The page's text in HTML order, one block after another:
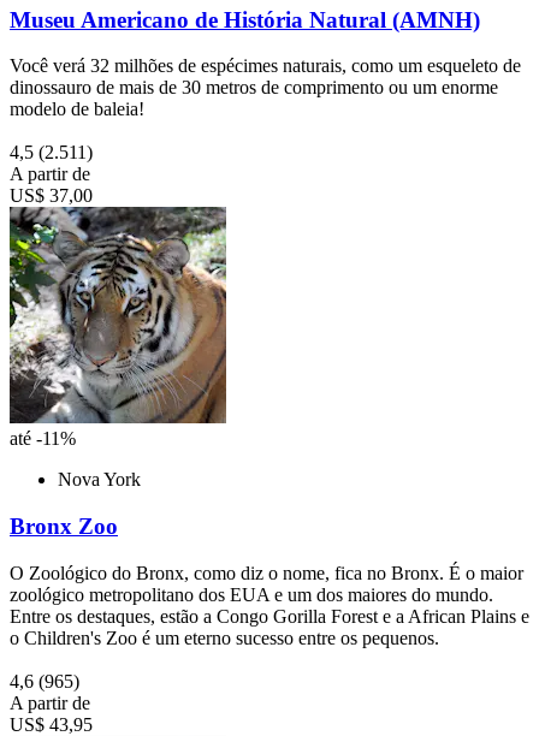
Museu Americano de História Natural (AMNH)
Você verá 32 milhões de espécimes naturais, como um esqueleto de
dinossauro de mais de 30 metros de comprimento ou um enorme
modelo de baleia!
4,5 (2.511)
A partir de
US$ 37,00
até -11%
Nova York
Bronx Zoo
O Zoológico do Bronx, como diz o nome, fica no Bronx. É o maior
zoológico metropolitano dos EUA e um dos maiores do mundo.
Entre os destaques, estão a Congo Gorilla Forest e a African Plains e
o Children's Zoo é um eterno sucesso entre os pequenos.
4,6 (965)
A partir de
US$ 43,95